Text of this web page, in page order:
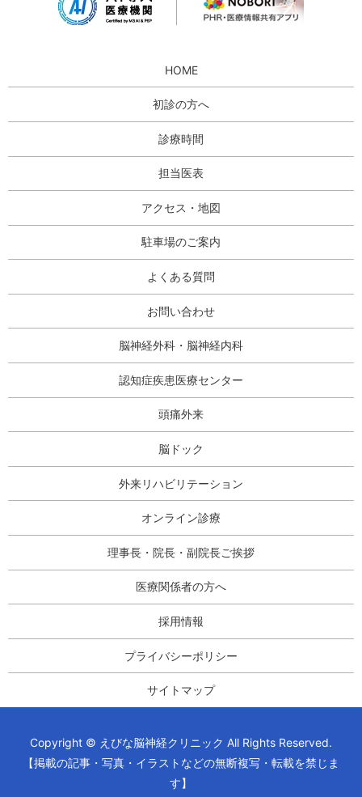
HOME
初診の方へ
診療時間
担当医表
アクセス・地図
駐車場のご案内
よくある質問
お問い合わせ
脳神経外科・脳神経内科
認知症疾患医療センター
頭痛外来
脳ドック
外来リハビリテーション
オンライン診療
理事長・院長・副院長ご挨拶
医療関係者の方へ
採用情報
プライバシーポリシー
サイトマップ
Copyright © えびな脳神経クリニック All Rights Reserved.
【掲載の記事・写真・イラストなどの無断複写・転載を禁じま
す】